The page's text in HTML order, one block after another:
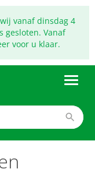
vanaf dinsdag 4
gesloten. Vanaf
voor u klaar.